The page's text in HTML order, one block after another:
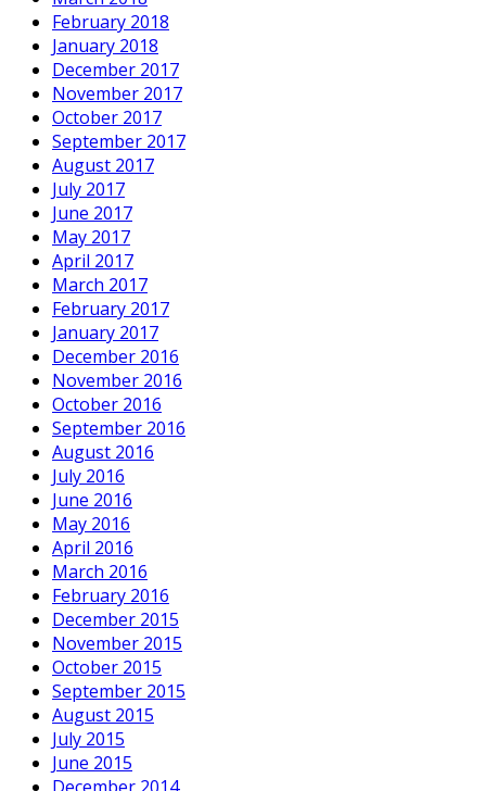
February 2018
January 2018
December 2017
November 2017
October 2017
September 2017
August 2017
July 2017
June 2017
May 2017
April 2017
March 2017
February 2017
January 2017
December 2016
November 2016
October 2016
September 2016
August 2016
July 2016
June 2016
May 2016
April 2016
March 2016
February 2016
December 2015
November 2015
October 2015
September 2015
August 2015
July 2015
June 2015